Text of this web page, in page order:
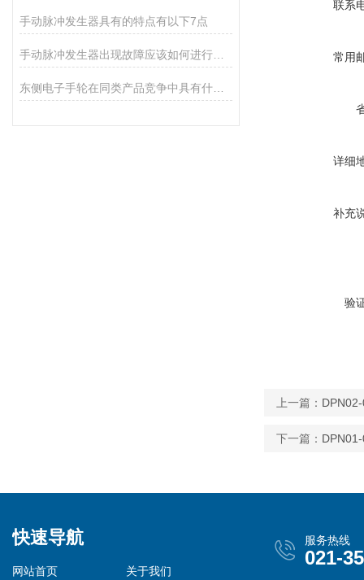
手动脉冲发生器具有的特点有以下7点
联系
常用
详细
补充
验
上一篇：
下一篇：
快速导航
网站首页 关于我们
服务热线
021-